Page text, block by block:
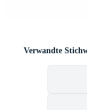
Verwandte